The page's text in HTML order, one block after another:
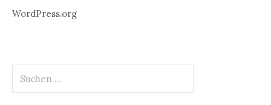
WordPress.org
nach: